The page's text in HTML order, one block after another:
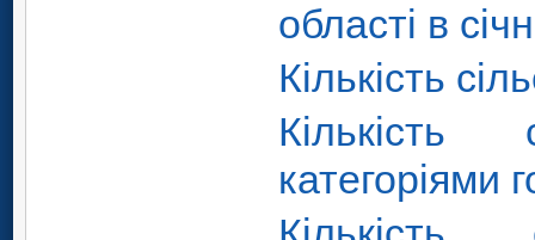
області в
Кількість
Кількість
категоріями